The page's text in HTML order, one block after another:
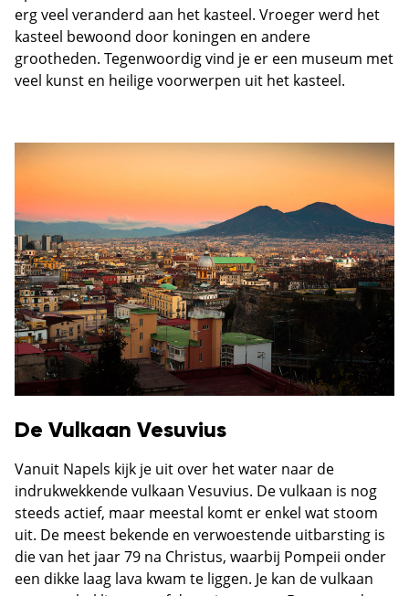
erg veel veranderd aan het kasteel. Vroeger werd het
kasteel bewoond door koningen en andere
grootheden. Tegenwoordig vind je er een museum met
veel kunst en heilige voorwerpen uit het kasteel.
De Vulkaan Vesuvius
Vanuit Napels kijk je uit over het water naar de
indrukwekkende vulkaan Vesuvius. De vulkaan is nog
steeds actief, maar meestal komt er enkel wat stoom
uit. De meest bekende en verwoestende uitbarsting is
die van het jaar 79 na Christus, waarbij Pompeii onder
een dikke laag lava kwam te liggen. Je kan de vulkaan